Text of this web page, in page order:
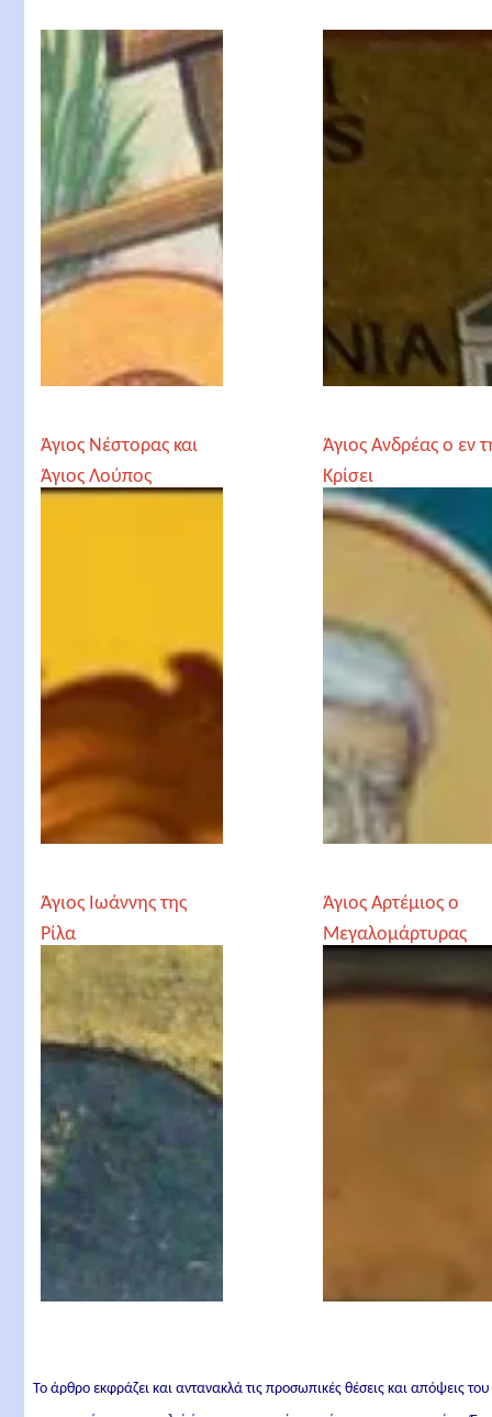
Άγιος Νέστορας και
Άγιος Λούπος
Άγιος Ανδρέας ο εν
Κρίσει
Άγιος Ιωάννης της
Ρίλα
Άγιος Αρτέμιος ο
Μεγαλομάρτυρας
Το άρθρο εκφράζει και αντανακλά τις προσωπικές θέσεις και απόψεις του